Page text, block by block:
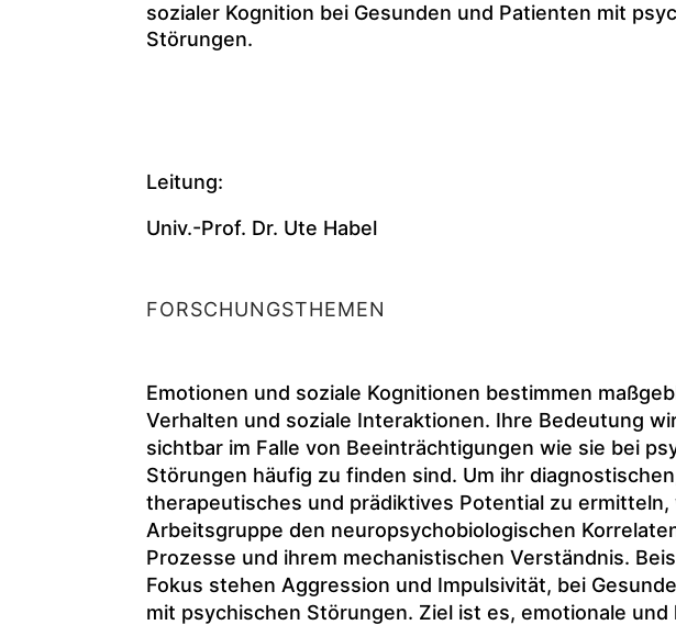
sozialer Kognition bei Gesunden und Patienten mit
Störungen.
Leitung:
Univ.-Prof. Dr. Ute Habel
FORSCHUNGSTHEMEN
Emotionen und soziale Kognitionen bestimmen
Verhalten und soziale Interaktionen. Ihre Bedeutung
sichtbar im Falle von Beeinträchtigungen wie sie bei
Störungen häufig zu finden sind. Um ihr
therapeutisches und prädiktives Potential zu ermitteln,
Arbeitsgruppe den neuropsychobiologischen
Prozesse und ihrem mechanistischen Verständnis.
Fokus stehen Aggression und Impulsivität, bei
mit psychischen Störungen. Ziel ist es, emotionale und